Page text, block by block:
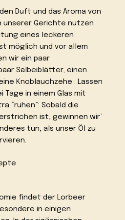
Duft und das Aroma von
unserer Gerichte nutzen
eines leckeren
möglich und vor allem
wir ein paar
Salbeiblätter, einen
Knoblauchzehe : Lassen
Tage in einem Glas mit
“ruhen”: Sobald die
ist, gewinnen wir’
tun, als unser Öl zu
findet der Lorbeer
in einigen